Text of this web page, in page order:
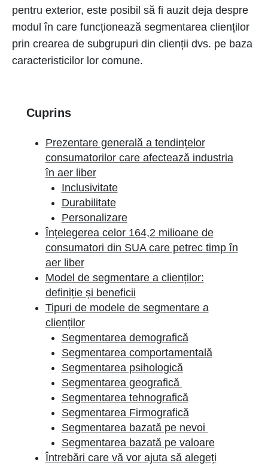
pentru exterior, este posibil să fi auzit deja despre
modul în care funcționează segmentarea clienților
prin crearea de subgrupuri din clienții dvs. pe baza
caracteristicilor lor comune.
Cuprins
Prezentare generală a tendințelor
consumatorilor care afectează industria
în aer liber
Inclusivitate
Durabilitate
Personalizare
Înțelegerea celor 164,2 milioane de
consumatori din SUA care petrec timp în
aer liber
Model de segmentare a clienților:
definiție și beneficii
Tipuri de modele de segmentare a
clienților
Segmentarea demografică
Segmentarea comportamentală
Segmentarea psihologică
Segmentarea geografică
Segmentarea tehnografică
Segmentarea Firmografică
Segmentarea bazată pe nevoi
Segmentarea bazată pe valoare
Întrebări care vă vor ajuta să alegeți